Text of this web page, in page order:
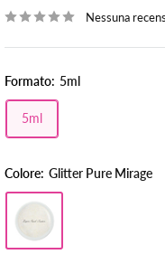
Nessuna
Formato: 5ml
5ml
Colore: Glitter Pure Mirage